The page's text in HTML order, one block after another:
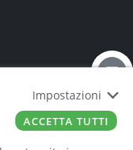
Impostazioni
ACCETTA TUTTI